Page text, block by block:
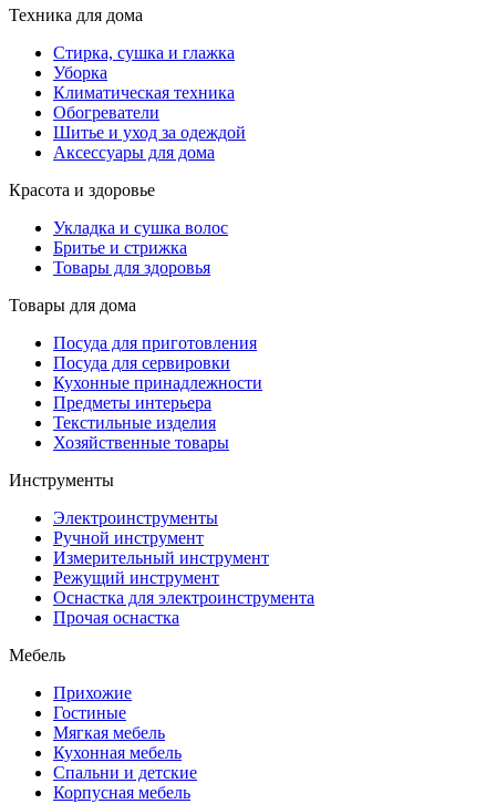
Техника для дома
Стирка, сушка и глажка
Уборка
Климатическая техника
Обогреватели
Шитье и уход за одеждой
Аксессуары для дома
Красота и здоровье
Укладка и сушка волос
Бритье и стрижка
Товары для здоровья
Товары для дома
Посуда для приготовления
Посуда для сервировки
Кухонные принадлежности
Предметы интерьера
Текстильные изделия
Хозяйственные товары
Инструменты
Электроинструменты
Ручной инструмент
Измерительный инструмент
Режущий инструмент
Оснастка для электроинструмента
Прочая оснастка
Мебель
Прихожие
Гостиные
Мягкая мебель
Кухонная мебель
Спальни и детские
Корпусная мебель